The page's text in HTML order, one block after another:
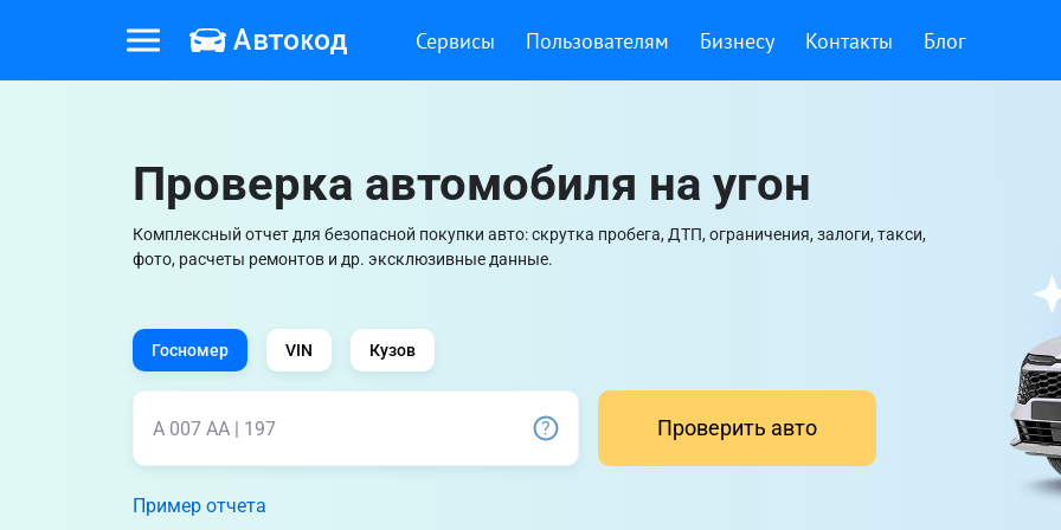
Сервисы Пользователям Бизнесу Контакты Блог
Проверка автомобиля на угон
Комплексный отчет для безопасной покупки авто: скрутка пробега, ДТП, ограничения, залоги, такси,
фото, расчеты ремонтов и др. эксклюзивные данные.
Госномер VIN Кузов
Проверить авто
Пример отчета